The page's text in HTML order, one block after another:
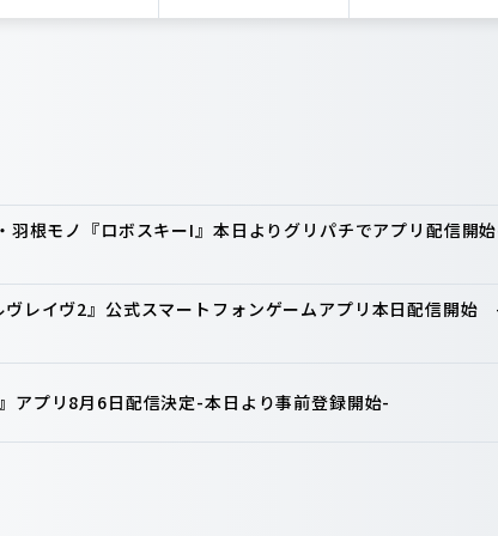
羽根モノ『ロボスキーI』本日よりグリパチでアプリ配信開
ヴレイヴ2』公式スマートフォンゲームアプリ本日配信開
アプリ8月6日配信決定-本日より事前登録開始-